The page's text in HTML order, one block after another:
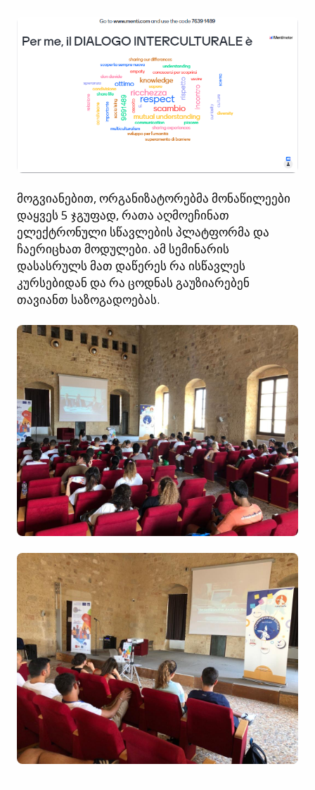
მოგვიანებით, ორგანიზატორებმა მონაწილეები
დაყვეს 5 ჯგუფად, რათა აღმოეჩინათ
ელექტრონული სწავლების პლატფორმა და
ჩაერიცხათ მოდულები. ამ სემინარის
დასასრულს მათ დაწერეს რა ისწავლეს
კურსებიდან და რა ცოდნას გაუზიარებენ
თავიანთ საზოგადოებას.